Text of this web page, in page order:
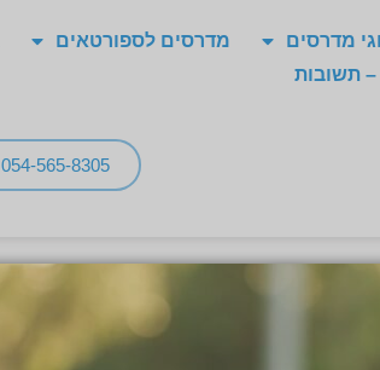
מדרסים מדרסים לספורטאים
תשובות
054-565-8305